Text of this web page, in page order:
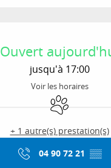
Ouvert
jusqu'à 17:00
Voir les horaires
Animaux
+ 1 autre(s) prestation(s)
04 90 72 21 ▒▒